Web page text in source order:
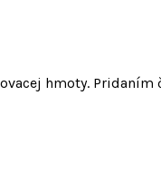
hmoty.